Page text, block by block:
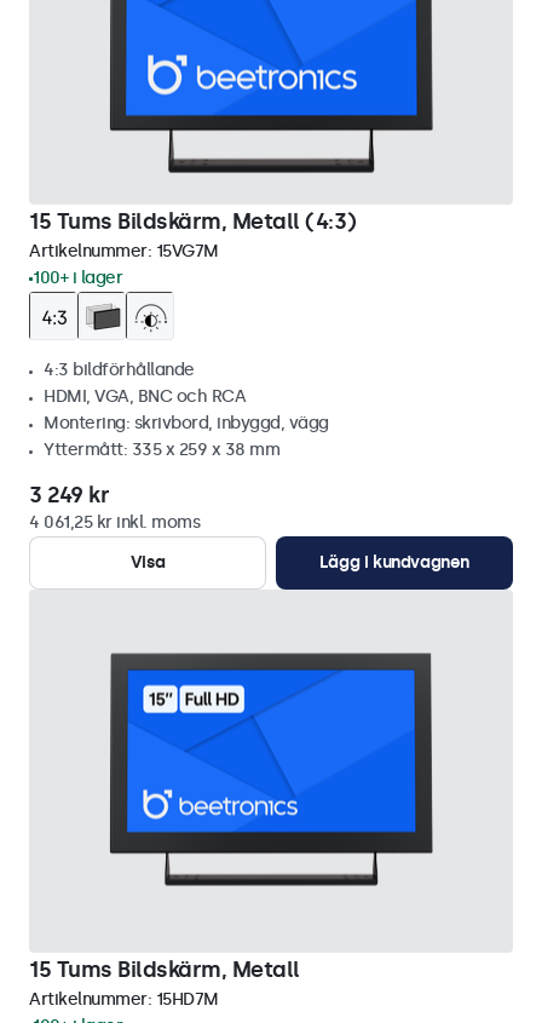
15 Tums Bildskärm, Metall (4:3)
Artikelnummer: 15VG7M
100+ i lager
4:3 bildförhållande
HDMI, VGA, BNC och RCA
Montering: skrivbord, inbyggd, vägg
Yttermått: 335 x 259 x 38 mm
3 249 kr
4 061,25 kr inkl. moms
Visa
Lägg i kundvagnen
15 Tums Bildskärm, Metall
Artikelnummer: 15HD7M